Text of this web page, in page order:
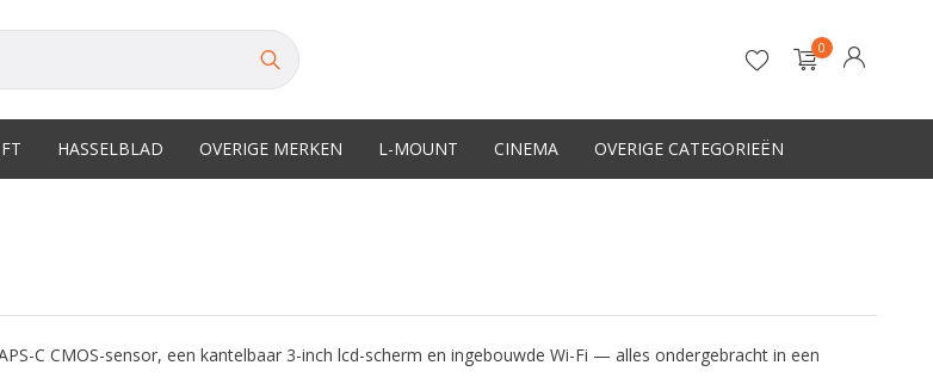
0
HASSELBLAD OVERIGE MERKEN L-MOUNT CINEMA OVERIGE CATEGORIEËN
C CMOS-sensor, een kantelbaar 3-inch lcd-scherm en ingebouwde Wi-Fi — alles ondergebracht in een